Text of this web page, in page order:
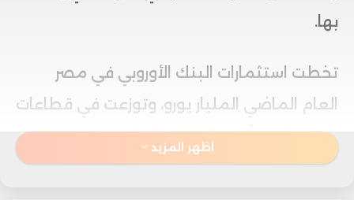
بها.
تخطت استثمارات البنك الأوروبي في مصر
العام الماضي المليار يورو، وتوزعت في قطاعات
متنوعة، بدءاً من المشروعات الصغيرة
والمتوسطة والقطاع المصرفي إلى البنى
اظهر المزيد